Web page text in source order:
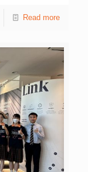
實用價值，必須
身智慧領域的
定舞步，亦能
理傳感數據，實
覆運算。他預
：「繁重、危
將人類解放出
文物守護者蘇
在航太及AI發
遠流長的傳統
蘇伯民分享敦
文物同樣會生
Read more